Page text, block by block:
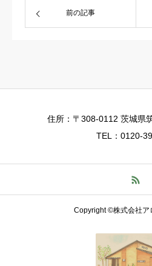
前の記事
住所：〒308-0112 茨城県
TEL：0120-
Copyright ©株式会社ア